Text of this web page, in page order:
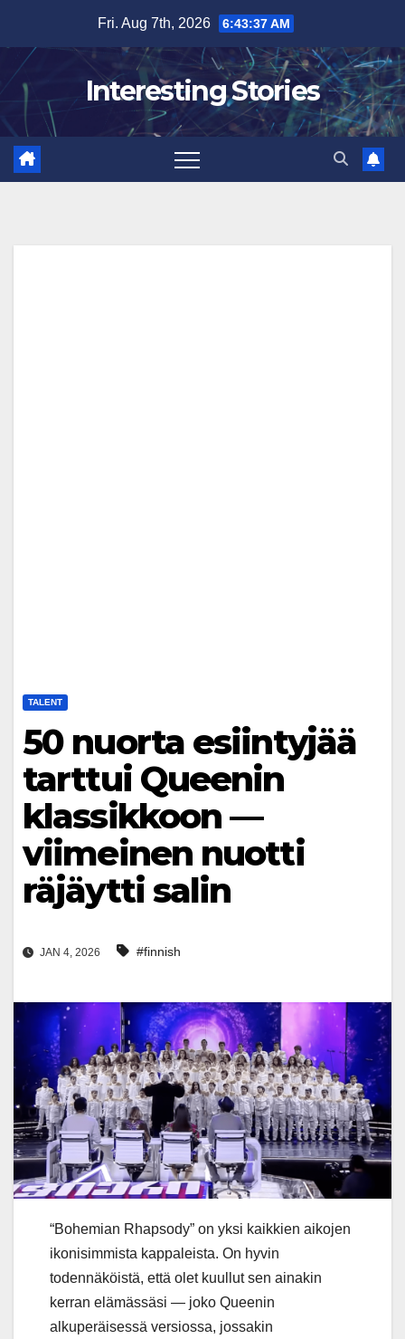
content
Fri. Aug 7th, 2026 6:43:38 AM
Interesting Stories
TALENT
50 nuorta esiintyjää
tarttui Queenin
klassikkoon —
viimeinen nuotti
räjäytti salin
JAN 4, 2026 #finnish
“Bohemian Rhapsody” on yksi kaikkien aikojen
ikonisimmista kappaleista. On hyvin
todennäköistä, että olet kuullut sen ainakin
kerran elämässäsi — joko Queenin
alkuperäisessä versiossa, jossakin